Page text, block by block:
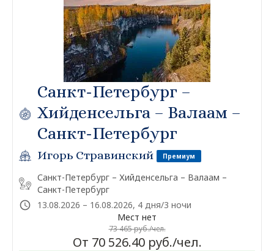
Санкт-Петербург –
Хийденсельга – Валаам –
Санкт-Петербург
Игорь Стравинский Премиум
Санкт-Петербург – Хийденсельга – Валаам –
Санкт-Петербург
13.08.2026 – 16.08.2026, 4 дня/3 ночи
Мест нет
73 465 руб./чел.
От 70 526.40 руб./чел.